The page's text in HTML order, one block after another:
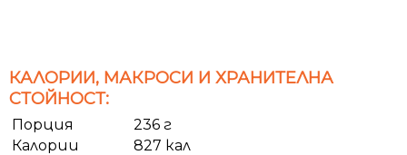
КАЛОРИИ, МАКРОСИ И ХРАНИТЕЛНА
СТОЙНОСТ:
Порция
236 г
Калории
827 кал